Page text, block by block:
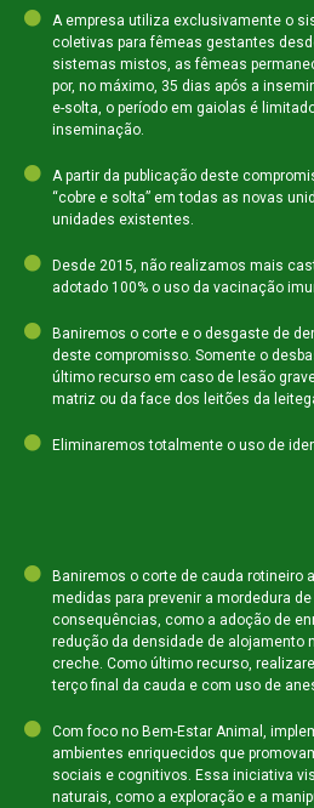
A empresa utiliza exclusivamente o
coletivas para fêmeas gestantes
sistemas mistos, as fêmeas
por, no máximo, 35 dias após a
e-solta, o período em gaiolas é
inseminação.
A partir da publicação deste
“cobre e solta” em todas as novas
unidades existentes.
Desde 2015, não realizamos mais
adotado 100% o uso da vacinação
Baniremos o corte e o desgaste de
deste compromisso. Somente o
último recurso em caso de lesão
matriz ou da face dos leitões da
Eliminaremos totalmente o uso de
Baniremos o corte de cauda rotineiro
medidas para prevenir a mordedura
consequências, como a adoção de
redução da densidade de alojamento
creche. Como último recurso,
terço final da cauda e com uso de
Com foco no Bem-Estar Animal,
ambientes enriquecidos que
sociais e cognitivos. Essa iniciativa
naturais, como a exploração e a